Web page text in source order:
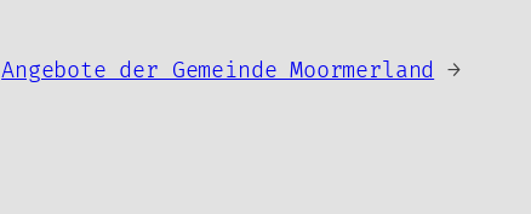
Angebote der Gemeinde Moormerland →